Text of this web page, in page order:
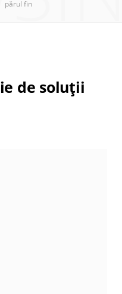
părul fin
de soluții